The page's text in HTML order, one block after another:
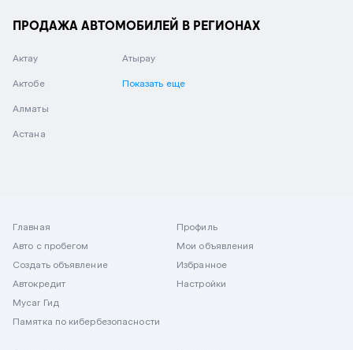
ПРОДАЖА АВТОМОБИЛЕЙ В РЕГИОНАХ
Актау
Актобе
Алматы
Астана
Атырау
Показать еще
Главная
Авто с пробегом
Создать объявление
Автокредит
Mycar Гид
Памятка по кибербезопасности
Профиль
Мои объявления
Избранное
Настройки